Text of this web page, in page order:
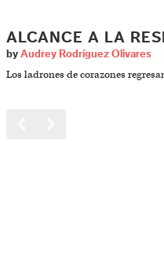
ALCANCE A LA
by Audrey Rodríguez Olivares
Los ladrones de corazones